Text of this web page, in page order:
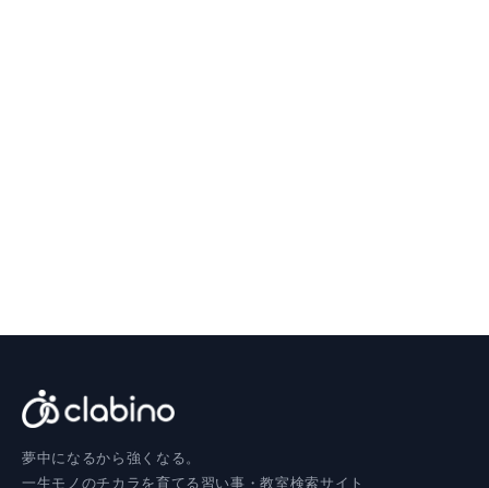
夢中になるから強くなる。
一生モノのチカラを育てる習い事・教室検索サイト